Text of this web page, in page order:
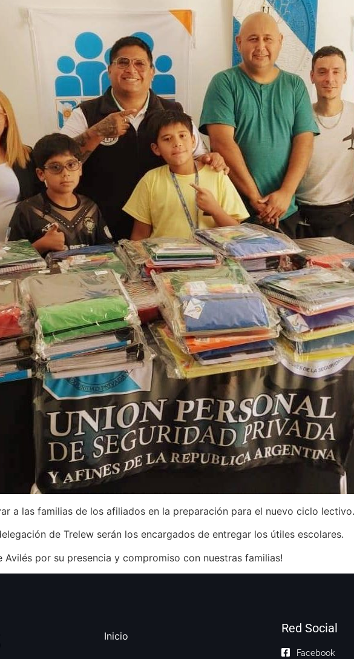
a las familias de los afiliados en la preparación para el nuevo ciclo lectivo.
de Trelew serán los encargados de entregar los útiles escolares.
Avilés por su presencia y compromiso con nuestras familias!
Inicio
Red Social
Facebook